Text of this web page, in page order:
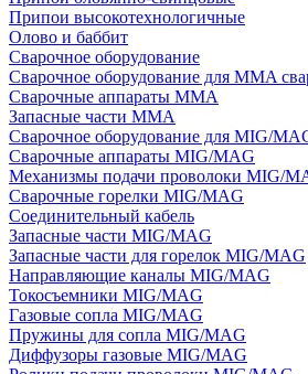
Припои высокотехнологичные
Олово и баббит
Сварочное оборудование
Сварочное оборудование для MMA
Сварочные аппараты MMA
Запасные части MMA
Сварочное оборудование для MIG/
Сварочные аппараты MIG/MAG
Механизмы подачи проволоки MIG/
Сварочные горелки MIG/MAG
Соединительный кабель
Запасные части MIG/MAG
Запасные части для горелок MIG/MAG
Направляющие каналы MIG/MAG
Токосъемники MIG/MAG
Газовые сопла MIG/MAG
Пружины для сопла MIG/MAG
Диффузоры газовые MIG/MAG